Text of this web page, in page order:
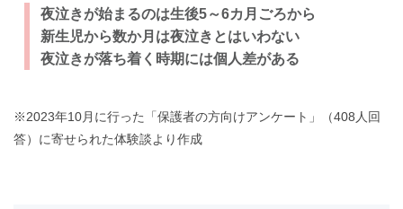
夜泣きが始まるのは生後5～6カ月ごろから
新生児から数か月は夜泣きとはいわない
夜泣きが落ち着く時期には個人差がある
※2023年10月に行った「保護者の方向けアンケート」（408人回
答）に寄せられた体験談より作成